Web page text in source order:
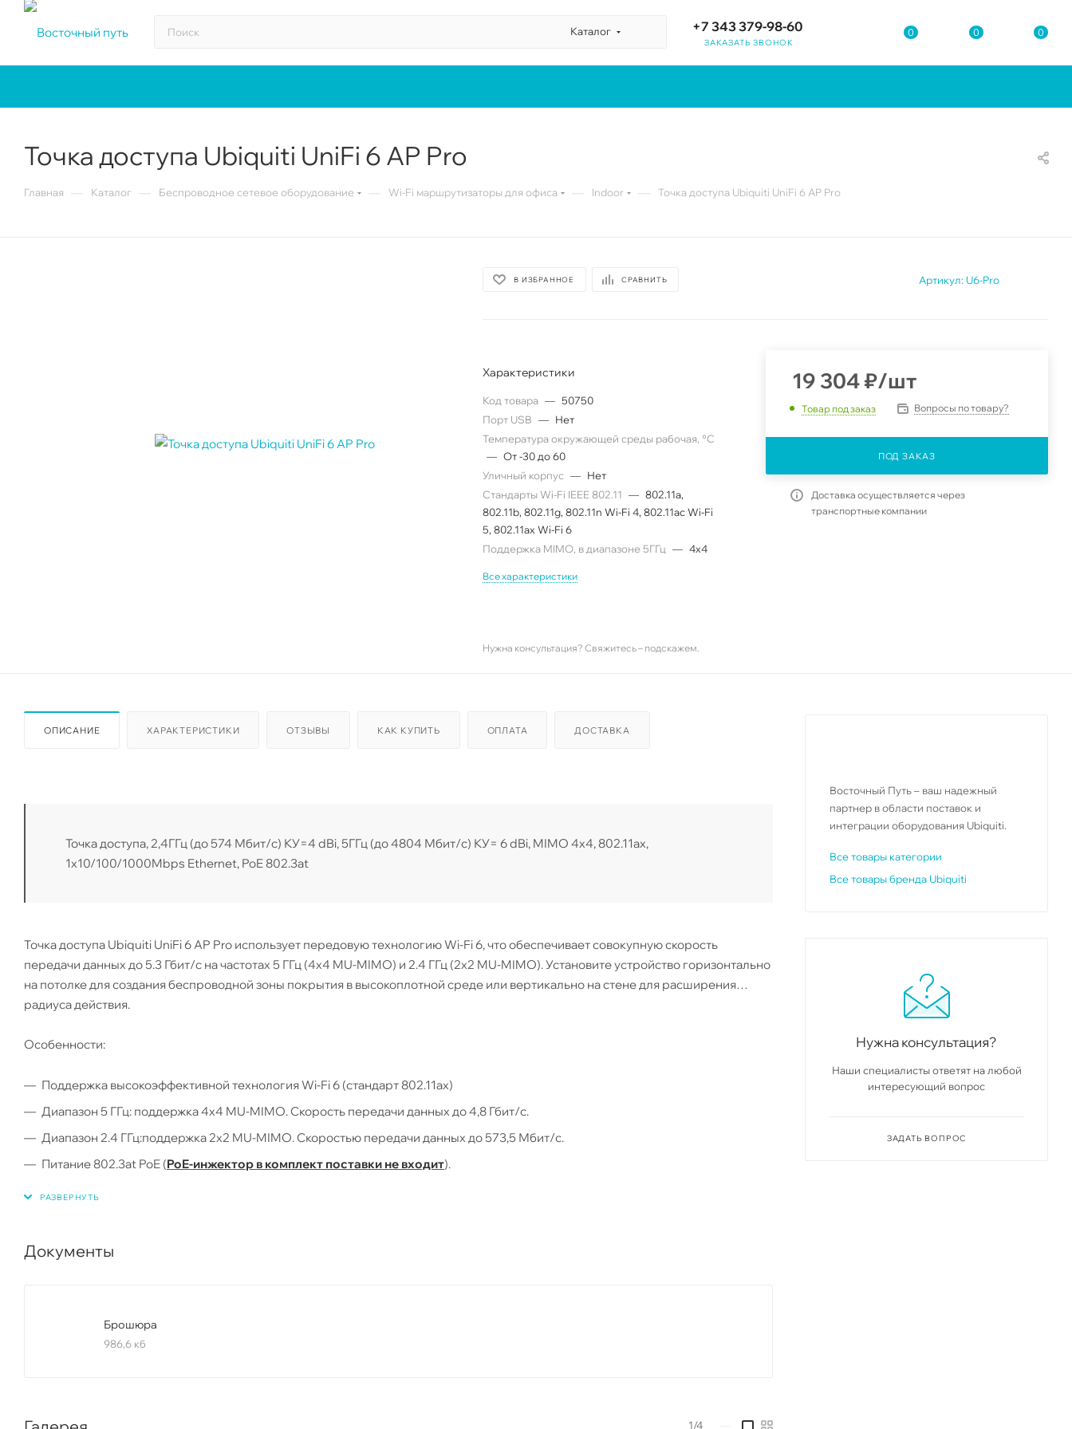
Каталог +7 343 379-98-60
ЗАКАЗАТЬ ЗВОНОК
0 0 0
Toчка доступа Ubiquiti UniFi 6 AP Pro
Главная Каталог Беспроводное сетевое оборудование Wi-Fi маршрутизаторы для офиса Indoor Toчка доступа Ubiquiti UniFi 6 AP Pro
В ИЗБРАННОЕ СРАВНИТЬ Артикул: U6-Pro
Характеристики
Код товара — 50750
Порт USB — Нет
Температура окружающей среды рабочая, °C
— От -30 до 60
Уличный корпус — Нет
Стандарты Wi-Fi IEEE 802.11 — 802.11a,
802.11b, 802.11g, 802.11n Wi-Fi 4, 802.11ac Wi-Fi
5, 802.11ax Wi-Fi 6
Поддержка MIMO, в диапазоне 5ГГц — 4x4
Все характеристики
19 304₽/шт
Товар под заказ Вопросы по товару?
ПОД ЗАКАЗ
Доставка осуществляется через
транспортные компании
Нужна консультация? Свяжитесь – подскажем.
ОПИСАНИЕ ХАРАКТЕРИСТИКИ ОТЗЫВЫ КАК КУПИТЬ ОПЛАТА ДОСТАВКА
Toчка доступа, 2,4ГГц (до 574 Мбит/с) КУ=4 dBi, 5ГГц (до 4804 Мбит/с) КУ= 6 dBi, MIMO 4x4, 802.11ax,
1x10/100/1000Mbps Ethernet, PoE 802.3at
Точка доступа Ubiquiti UniFi 6 AP Pro использует передовую технологию Wi-Fi 6, что обеспечивает совокупную скорость
передачи данных до 5.3 Гбит/с на частотах 5 ГГц (4х4 MU-MIMO) и 2.4 ГГц (2х2 MU-MIMO). Установите устройство горизонтально
на потолке для создания беспроводной зоны покрытия в высокоплотной среде или вертикально на стене для расширения
радиуса действия.
Особенности:
Поддержка высокоэффективной технология Wi-Fi 6 (стандарт 802.11ax)
Диапазон 5 ГГц: поддержка 4x4 MU-MIMO. Скорость передачи данных до 4,8 Гбит/с.
Диапазон 2.4 ГГц:поддержка 2x2 MU-MIMO. Скоростью передачи данных до 573,5 Мбит/с.
Питание 802.3at PoE (PoE-инжектор в комплект поставки не входит).
Класс защиты корпуса IP54 (возможна в местах с более неблагоприятными температурными условиями, напр. крытые
Поддержка управления через UniFi Network Controller версии 6.1.56 (или новее).
Документы
Брошюра
986,6 кб
1/4
Восточный Путь – ваш надежный
партнер в области поставок и
интеграции оборудования Ubiquiti.
Все товары категории
Все товары бренда Ubiquiti
Нужна консультация?
Наши специалисты ответят на любой
интересующий вопрос
ЗАДАТЬ ВОПРОС